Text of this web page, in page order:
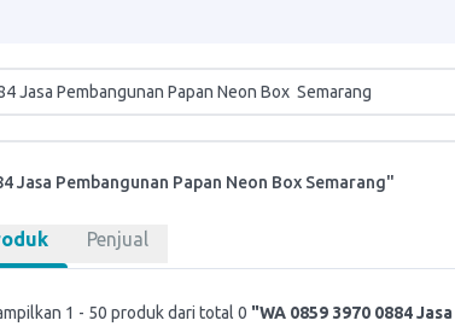
Jasa Pembangunan Papan Neon Box Semarang"
Penjual
1 - 50 produk dari total 0 "WA 0859 3970 0884